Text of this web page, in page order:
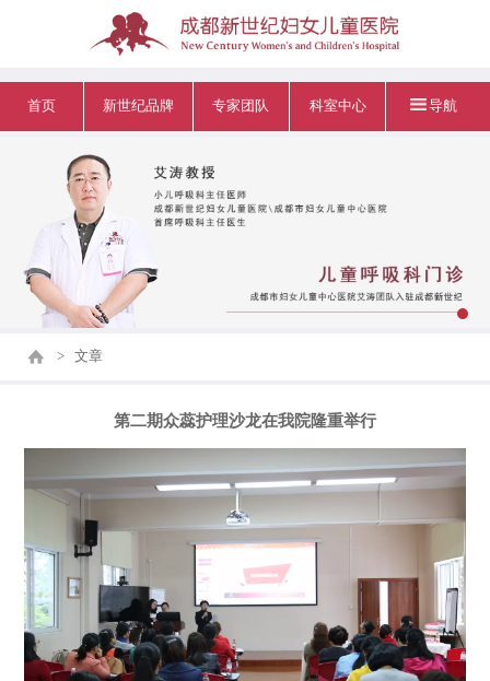
首页 新世纪品牌 专家团队 科室中心 导航
> 文章
第二期众蕊护理沙龙在我院隆重举行